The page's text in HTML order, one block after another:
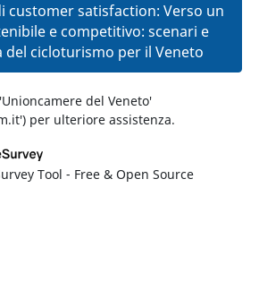
customer satisfaction: Verso un
e competitivo: scenari e
cicloturismo per il Veneto
del Veneto'
per ulteriore assistenza.
Tool - Free & Open Source